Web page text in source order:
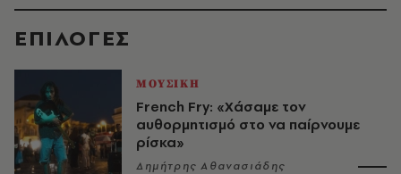
EΠΙΛΟΓΈΣ
ΜΟΥΣΙΚΗ
French Fry: «Χάσαμε τον
αυθορμητισμό στο να παίρνουμε
ρίσκα»
Δημήτρης Αθανασιάδης